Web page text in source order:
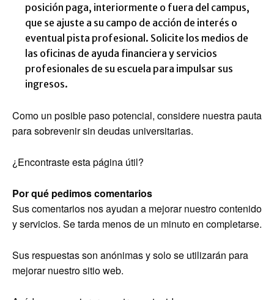
posición paga, interiormente o fuera del campus,
que se ajuste a su campo de acción de interés o
eventual pista profesional. Solicite los medios de
las oficinas de ayuda financiera y servicios
profesionales de su escuela para impulsar sus
ingresos.
Como un posible paso potencial, considere nuestra pauta
para sobrevenir sin deudas universitarias.
¿Encontraste esta página útil?
Por qué pedimos comentarios
Sus comentarios nos ayudan a mejorar nuestro contenido
y servicios. Se tarda menos de un minuto en completarse.
Sus respuestas son anónimas y solo se utilizarán para
mejorar nuestro sitio web.